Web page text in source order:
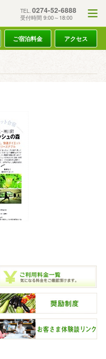
TEL. 0274-52-6888
受付時間 9:00～18:00
ご宿泊料金 アクセス